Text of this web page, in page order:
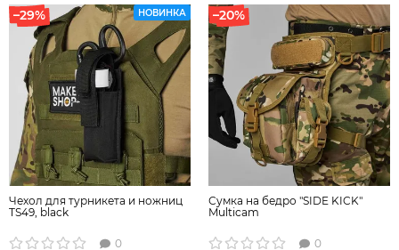
–29% НОВИНКА
Чехол для турникета и ножниц
TS49, black
0
–20%
Сумка на бедро "SIDE KICK"
Multicam
0